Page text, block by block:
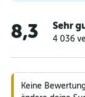
8,3 Sehr
4 036
Keine